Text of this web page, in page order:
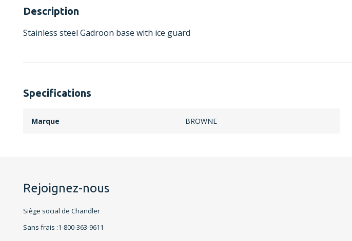
Description
Stainless steel Gadroon base with ice guard
Specifications
Marque BROWNE
Rejoignez-nous
Siège social de Chandler
Sans frais :1-800-363-9611